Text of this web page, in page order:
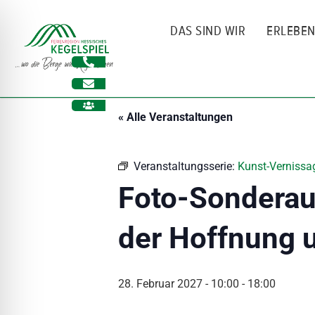
springen
DAS SIND WIR ERLEBEN
« Alle Veranstaltungen
Veranstaltungsserie: Kunst-
Foto-
der Hoffnung
28. Februar 2027 - 10:00 - 18:00